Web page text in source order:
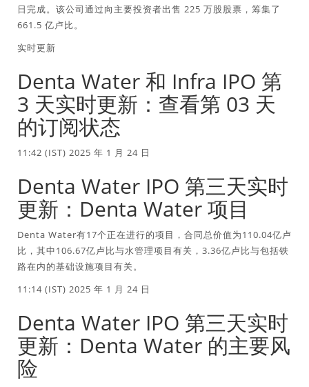
日完成。该公司通过向主要投资者出售 225 万股股票，筹集了
661.5 亿卢比。
实时更新
Denta Water 和 Infra IPO 第
3 天实时更新：查看第 03 天
的订阅状态
11:42 (IST) 2025 年 1 月 24 日
Denta Water IPO 第三天实时
更新：Denta Water 项目
Denta Water有17个正在进行的项目，合同总价值为110.04亿卢
比，其中106.67亿卢比与水管理项目有关，3.36亿卢比与包括铁
路在内的基础设施项目有关。
11:14 (IST) 2025 年 1 月 24 日
Denta Water IPO 第三天实时
更新：Denta Water 的主要风
险